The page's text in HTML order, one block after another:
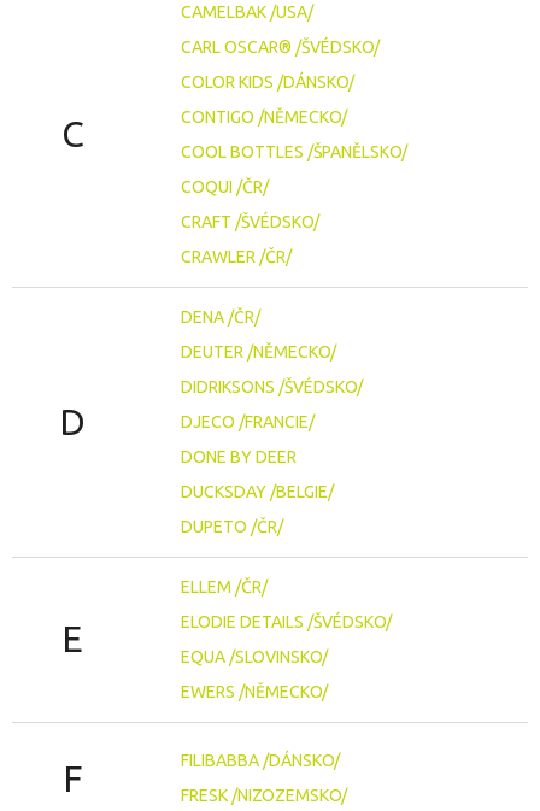
C
CAMELBAK /USA/
CARL OSCAR® /ŠVÉDSKO/
COLOR KIDS /DÁNSKO/
CONTIGO /NĚMECKO/
COOL BOTTLES /ŠPANĚLSKO/
COQUI /ČR/
CRAFT /ŠVÉDSKO/
CRAWLER /ČR/
D
DENA /ČR/
DEUTER /NĚMECKO/
DIDRIKSONS /ŠVÉDSKO/
DJECO /FRANCIE/
DONE BY DEER
DUCKSDAY /BELGIE/
DUPETO /ČR/
E
ELLEM /ČR/
ELODIE DETAILS /ŠVÉDSKO/
EQUA /SLOVINSKO/
EWERS /NĚMECKO/
F
FILIBABBA /DÁNSKO/
FRESK /NIZOZEMSKO/